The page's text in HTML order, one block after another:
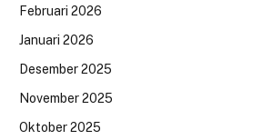
Februari 2026
Januari 2026
Desember 2025
November 2025
Oktober 2025